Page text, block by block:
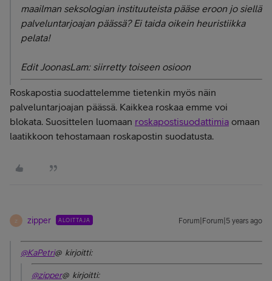
maailman seksologian instituuteista pääse eroon jo siellä
palveluntarjoajan päässä? Ei taida oikein heuristiikka
pelata!
Edit JoonasLam: siirretty toiseen osioon
Roskapostia suodattelemme tietenkin myös näin
palveluntarjoajan päässä. Kaikkea roskaa emme voi
blokata. Suosittelen luomaan roskapostisuodattimia omaan
laatikkoon tehostamaan roskapostin suodatusta.
Z zipper ALOITTAJA Forum|Forum|5 years ago
@KaPetri@ kirjoitti:
@zipper@ kirjoitti: